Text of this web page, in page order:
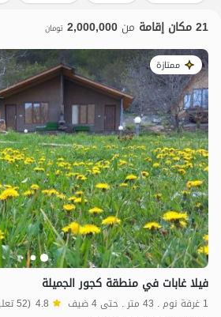
21 مكان إقامة من 2,000,000 تومان
ممتازة
فيلا غابات في منطقة كجور الجميلة
1 غرفة نوم . 43 متر . حتى 4 ضيف 4.8 (52 تعليق)